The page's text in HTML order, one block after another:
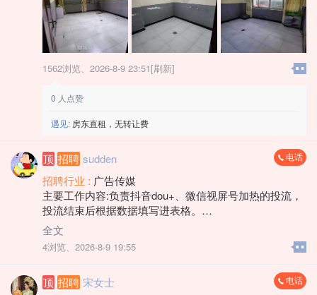
1562浏览、 2026-8-9 23:51[刷新]
0 人点赞
遇见: 房东直租，无转让费
顶 招聘 sudden 电话
招聘行业 : 广告传媒
主要工作内容:负责抖音dou+、微信视屏号加热的投流，
投流结束后根据数据填写进表格。
要求:各类投流数据、登记表格比较多。需要细心，数量
腾讯文档、表格的使用。
全文
4浏览、 2026-8-9 19:55
顶 招聘 宋女士 电话